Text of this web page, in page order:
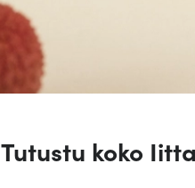
Tutustu koko